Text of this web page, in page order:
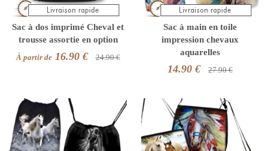
Sac à dos imprimé Cheval et
trousse assortie en option
À partir de16.90 € 24.90 €
Sac à main en toile
impression chevaux
aquarelles
14.90 € 27.90 €